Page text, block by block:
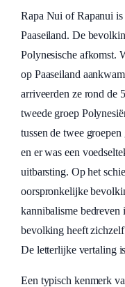
Rapa Nui of Rapanui
Paaseiland. De
Polynesische afkomst.
op Paaseiland
arriveerden ze rond de
tweede groep
tussen de twee
en er was een
uitbarsting. Op het
oorspronkelijke
kannibalisme
bevolking heeft zichzelf
De letterlijke vertaling
Een typisch kenmerk